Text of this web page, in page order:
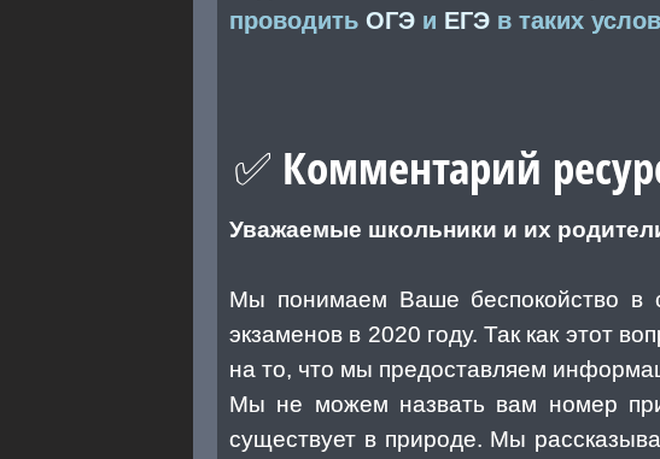
проводить ОГЭ и ЕГЭ в таких
✅ Комментарий
Уважаемые школьники и их
Мы понимаем Ваше беспокойство в
экзаменов в 2020 году. Так как этот
на то, что мы предоставляем
Мы не можем назвать вам номер
существует в природе. Мы